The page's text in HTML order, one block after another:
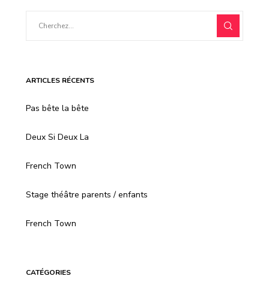
ARTICLES RÉCENTS
Pas bête la bête
Deux Si Deux La
French Town
Stage théâtre parents / enfants
French Town
CATÉGORIES